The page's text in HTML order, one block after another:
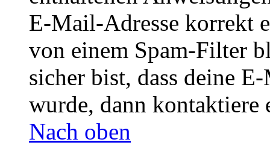
E-Mail-Adresse korrekt
von einem Spam-Filter
sicher bist, dass deine
wurde, dann kontaktiere
Nach oben